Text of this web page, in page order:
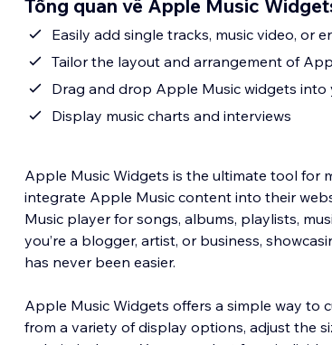
Tổng quan về Apple Music
Easily add single tracks, music video, or
Tailor the layout and arrangement of
Drag and drop Apple Music widgets
Display music charts and interviews
Apple Music Widgets is the ultimate tool for
integrate Apple Music content into their
Music player for songs, albums, playlists,
you’re a blogger, artist, or business,
has never been easier.
Apple Music Widgets offers a simple way to
from a variety of display options, adjust the